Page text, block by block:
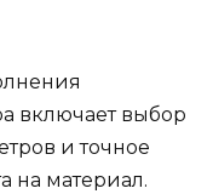
включает выбор
и точное
на материал.